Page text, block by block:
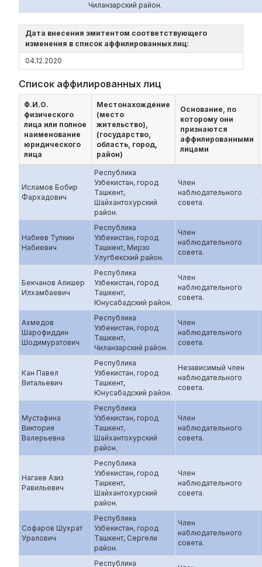
Чиланзарский район.
Дата внесения эмитентом соответствующего
изменения в список аффилированных лиц:
04.12.2020
Список аффилированных лиц
Ф.И.О.
физического
лица или полное
наименование
юридического
лица
Местонахождение
(место
жительство),
(государство,
область, город,
район)
Основание, по
которому они
признаются
аффилированными
лицами
Исламов Бобир
Фархадович
Республика
Узбекистан, город
Ташкент,
Шайхантохурский
район.
Член
наблюдательного
совета.
Набиев Тулкин
Набиевич
Республика
Узбекистан, город
Ташкент, Мирзо
Улугбекский район.
Член
наблюдательного
совета.
Бекчанов Алишер
Илхамбаевич
Республика
Узбекистан, город
Ташкент,
Юнусабадский район.
Член
наблюдательного
совета.
Ахмедов
Шарофиддин
Шодимуратович
Республика
Узбекистан, город
Ташкент,
Чиланзарский район.
Член
наблюдательного
совета.
Кан Павел
Витальевич
Республика
Узбекистан, город
Ташкент,
Юнусабадский район.
Независимый член
наблюдательного
совета.
Мустафина
Виктория
Валерьевна
Республика
Узбекистан, город
Ташкент,
Шайхантохурский
район.
Член
наблюдательного
совета.
Нагаев Азиз
Равильевич
Республика
Узбекистан, город
Ташкент,
Шайхантохурский
район.
Член
наблюдательного
совета.
Софаров Шухрат
Уралович
Республика
Узбекистан, город
Ташкент, Сергели
район.
Член
наблюдательного
совета.
Республика